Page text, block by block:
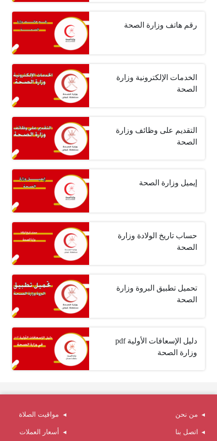
رقم هاتف وزارة الصحة
الخدمات الإلكترونية وزارة
الصحة
التقديم على وظائف وزارة
الصحة
إيميل وزارة الصحة
حساب تاريخ الولادة وزارة
الصحة
تحميل تطبيق البروة وزارة
الصحة
دليل الإسعافات الأولية pdf
وزارة الصحة
من نحن
اتصل بنا
مواقيت الصلاة
أسعار العملات